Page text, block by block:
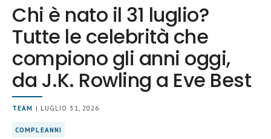
Chi è nato il 31 luglio?
Tutte le celebrità che
compiono gli anni oggi,
da J.K. Rowling a Eve Best
TEAM | LUGLIO 31, 2026
COMPLEANNI